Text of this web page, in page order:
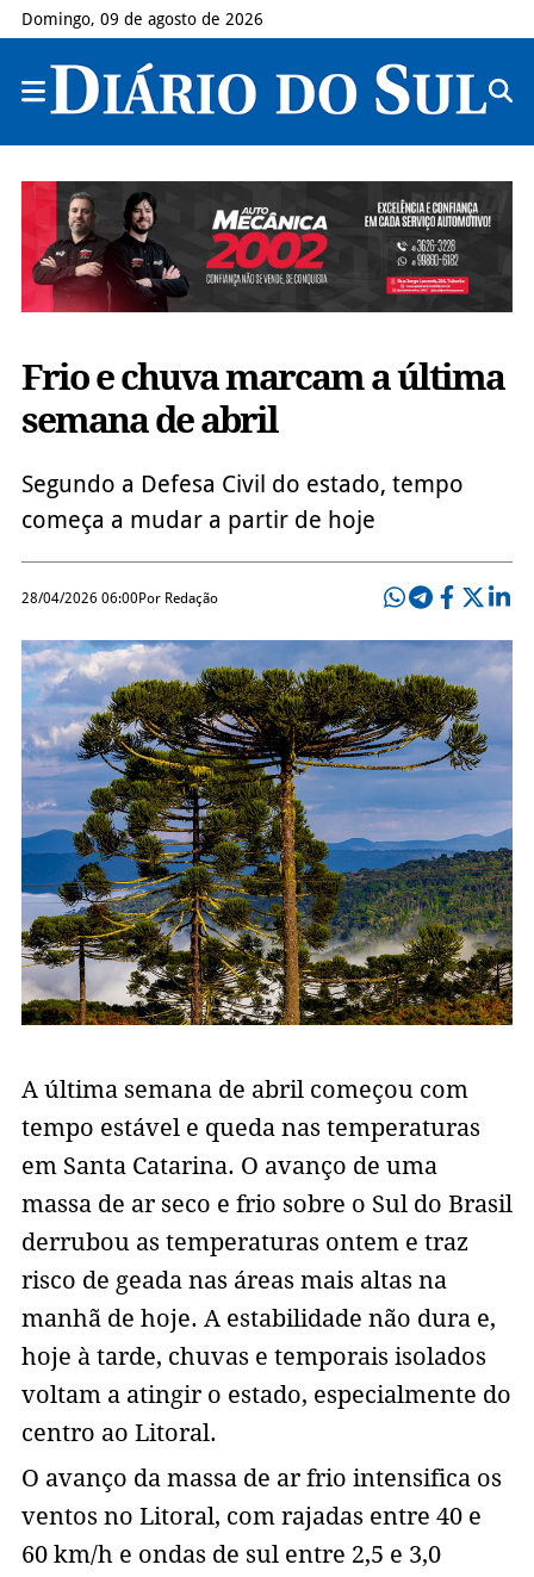
Domingo, 09 de agosto de 2026
Frio e chuva marcam a última
semana de abril
Segundo a Defesa Civil do estado, tempo
começa a mudar a partir de hoje
28/04/2026 06:00Por Redação
A última semana de abril começou com
tempo estável e queda nas temperaturas
em Santa Catarina. O avanço de uma
massa de ar seco e frio sobre o Sul do Brasil
derrubou as temperaturas ontem e traz
risco de geada nas áreas mais altas na
manhã de hoje. A estabilidade não dura e,
hoje à tarde, chuvas e temporais isolados
voltam a atingir o estado, especialmente do
centro ao Litoral.
O avanço da massa de ar frio intensifica os
ventos no Litoral, com rajadas entre 40 e
60 km/h e ondas de sul entre 2,5 e 3,0